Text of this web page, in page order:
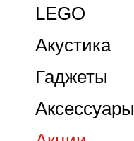
Аксессуары
Гаджеты
Акустика
LEGO